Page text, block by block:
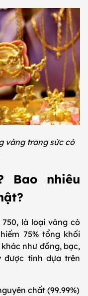
vàng trang sức có
Bao nhiêu
là loại vàng có
75% tổng khối
như đồng, bạc,
được tính dựa trên
chất (99.99%)